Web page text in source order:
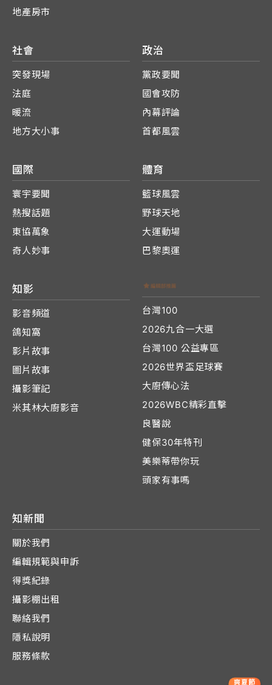
地產房市
社會
突發現場
法庭
暖流
地方大小事
政治
黨政要聞
國會攻防
內幕評論
首都風雲
國際
寰宇要聞
熱搜話題
東協萬象
奇人妙事
體育
籃球風雲
野球天地
大運動場
巴黎奧運
知影
影音頻道
鴿知窩
影片故事
圖片故事
攝影筆記
米其林大廚影音
台灣100
2026九合一大選
台灣100 公益專區
2026世界盃足球賽
大廚傳心法
2026WBC精彩直擊
良醫說
健保30年特刊
美樂蒂帶你玩
頭家有事嗎
知新聞
關於我們
編輯規範與申訴
得獎紀錄
攝影棚出租
聯絡我們
隱私說明
服務條款
爽夏節